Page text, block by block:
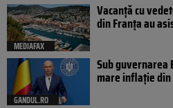
MEDIAFAX
Vacanță cu
din Franța au
GANDUL.RO
Sub guvernarea
mare inflație din